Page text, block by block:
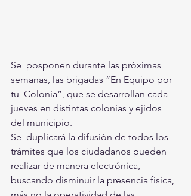
Se  posponen durante las próximas
semanas, las brigadas “En Equipo por
tu  Colonia”, que se desarrollan cada
jueves en distintas colonias y ejidos
del municipio.
Se  duplicará la difusión de todos los
trámites que los ciudadanos pueden
realizar de manera electrónica,
buscando disminuir la presencia física,